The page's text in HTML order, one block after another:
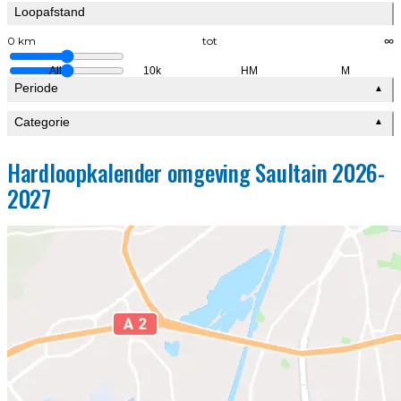
Loopafstand
0 km tot ∞
All 10k HM M
Periode ▲
Categorie ▲
Hardloopkalender omgeving Saultain 2026-
2027